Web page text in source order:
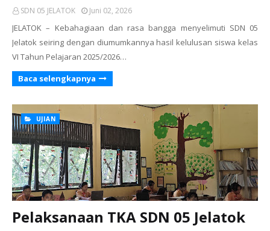
SDN 05 JELATOK Juni 02, 2026
JELATOK – Kebahagiaan dan rasa bangga menyelimuti SDN 05
Jelatok seiring dengan diumumkannya hasil kelulusan siswa kelas
VI Tahun Pelajaran 2025/2026…
Baca selengkapnya
UJIAN
Pelaksanaan TKA SDN 05 Jelatok